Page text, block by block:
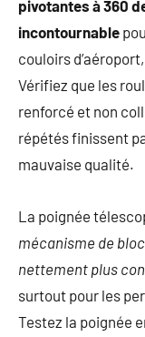
pivotantes à 360
incontournable
couloirs
Vérifiez que les
renforcé et non
répétés finissent
mauvaise qualité.
La poignée
mécanisme de
nettement plus
surtout pour les
Testez la poignée